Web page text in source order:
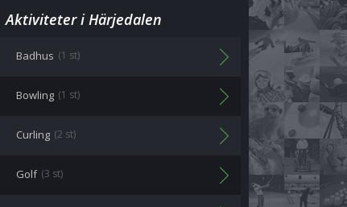
Aktiviteter i Härjedalen
Badhus (1 st)
Bowling (1 st)
Curling (2 st)
Golf (3 st)